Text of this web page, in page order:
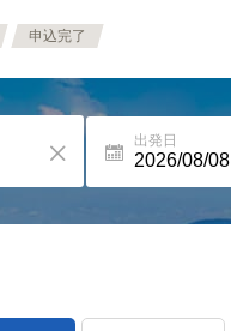
申込完了
出発日